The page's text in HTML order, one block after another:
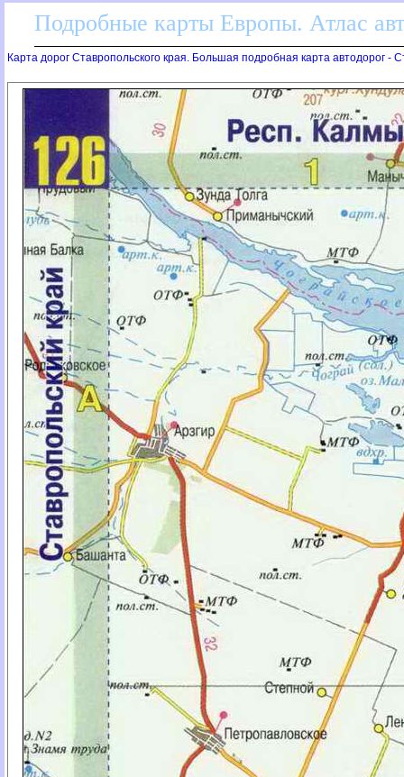
Подробные карты Европы. Атлас
Карта дорог Ставропольского края. Большая подробная карта автодорог -